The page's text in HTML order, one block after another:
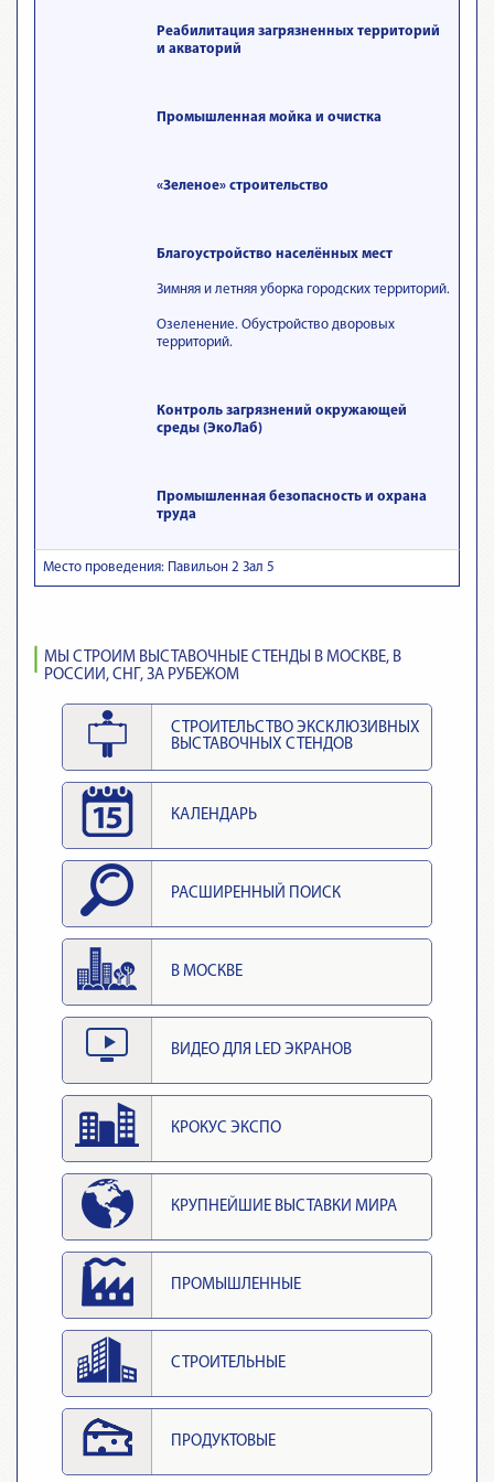
Реабилитация загрязненных территорий
и акваторий
Промышленная мойка и очистка
«Зеленое» строительство
Благоустройство населённых мест
Зимняя и летняя уборка городских территорий.
Озеленение. Обустройство дворовых
территорий.
Контроль загрязнений окружающей
среды (ЭкоЛаб)
Промышленная безопасность и охрана
труда
Место проведения: Павильон 2 Зал 5
МЫ СТРОИМ ВЫСТАВОЧНЫЕ СТЕНДЫ В МОСКВЕ, В
РОССИИ, СНГ, ЗА РУБЕЖОМ
СТРОИТЕЛЬСТВО ЭКСКЛЮЗИВНЫХ
ВЫСТАВОЧНЫХ СТЕНДОВ
КАЛЕНДАРЬ
РАСШИРЕННЫЙ ПОИСК
В МОСКВЕ
ВИДЕО ДЛЯ LED ЭКРАНОВ
КРОКУС ЭКСПО
КРУПНЕЙШИЕ ВЫСТАВКИ МИРА
ПРОМЫШЛЕННЫЕ
СТРОИТЕЛЬНЫЕ
ПРОДУКТОВЫЕ